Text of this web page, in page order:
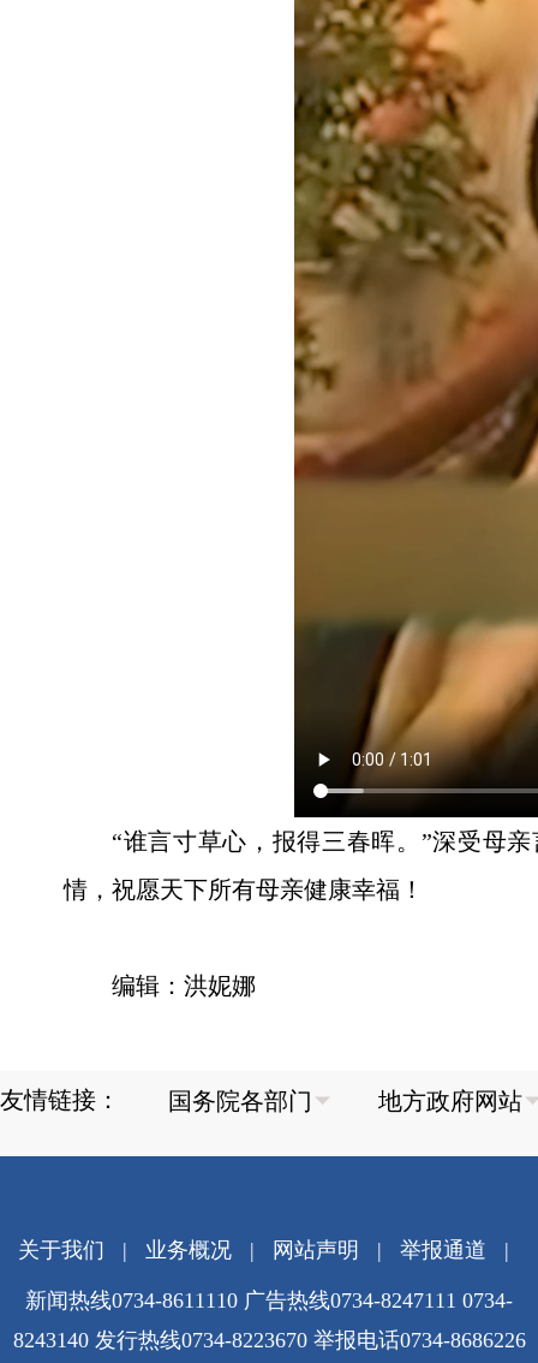
“谁言寸草心，报得三春晖。”深受母
情，祝愿天下所有母亲健康幸福！
编辑：洪妮娜
友情链接：
关于我们 | 业务概况| 网站声明 | 举报通道 |
新闻热线0734-8611110 广告热线0734-8247111 0734-
8243140 发行热线0734-8223670 举报电话0734-8686226